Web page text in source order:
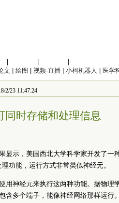
文 绘图 视频·直播 小柯机器人 医学
2/23 11:47:24
同时存储和处理信息
显示，美国西北大学科学家开发了一
功能，运行方式非常类似神经元。
用神经元来执行这两种功能。据物理
多个端子，能像神经网络那样运行。